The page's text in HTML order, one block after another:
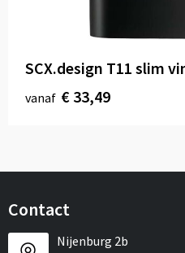
SCX.design T11 slim
vanaf € 33,49
Contact
Nijenburg 2b